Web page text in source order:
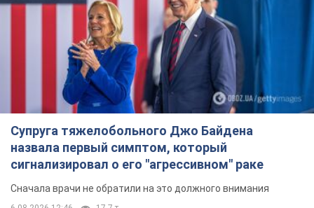
Супруга тяжелобольного Джо Байдена
назвала первый симптом, который
сигнализировал о его "агрессивном" раке
Сначала врачи не обратили на это должного внимания